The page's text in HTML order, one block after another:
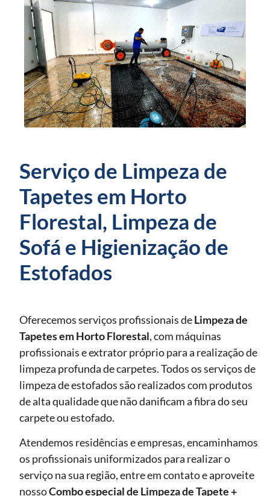
Serviço de Limpeza de
Tapetes em Horto
Florestal, Limpeza de
Sofá e Higienização de
Estofados
Oferecemos serviços profissionais deLimpeza de
Tapetesem Horto Florestal, com máquinas
profissionais e extrator próprio para a realização de
limpeza profunda de carpetes. Todos os serviços de
limpeza de estofados são realizados com produtos
de alta qualidade que não danificam a fibra do seu
carpete ou estofado.
Atendemos residências e empresas, encaminhamos
os profissionais uniformizados para realizar o
serviço na sua região, entre em contato e aproveite
nossoCombo especial de Limpeza de Tapete +